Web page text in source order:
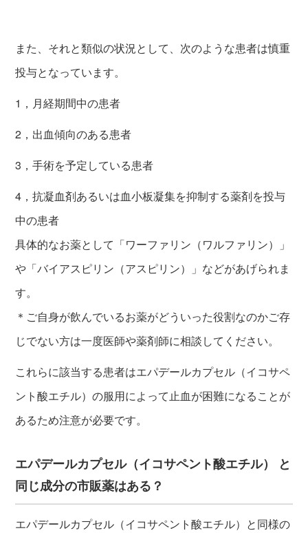
また、それと類似の状況として、次のような患者は慎重
投与となっています。
1，月経期間中の患者
2，出血傾向のある患者
3，手術を予定している患者
4，抗凝血剤あるいは血小板凝集を抑制する薬剤を投与
中の患者
具体的なお薬として「ワーファリン（ワルファリン）」
や「バイアスピリン（アスピリン）」などがあげられま
す。
＊ご自身が飲んでいるお薬がどういった役割なのかご存
じでない方は一度医師や薬剤師に相談してください。
これらに該当する患者はエパデールカプセル（イコサペ
ント酸エチル）の服用によって止血が困難になることが
あるため注意が必要です。
エパデールカプセル（イコサペント酸エチル） と
同じ成分の市販薬はある？
エパデールカプセル（イコサペント酸エチル）と同様の